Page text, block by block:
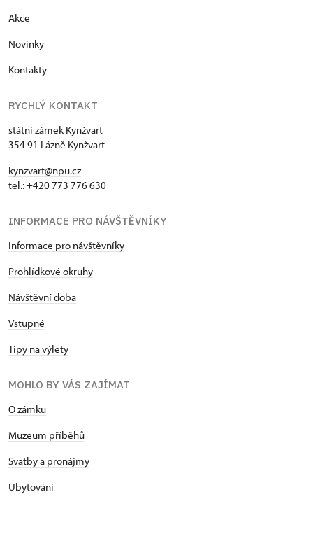
Akce
Novinky
Kontakty
RYCHLÝ KONTAKT
státní zámek Kynžvart
354 91 Lázně Kynžvart
kynzvart@npu.cz
tel.: +420 773 776 630
INFORMACE PRO NÁVŠTĚVNÍKY
Informace pro návštěvníky
Prohlídkové okruhy
Návštěvní doba
Vstupné
Tipy na výlety
MOHLO BY VÁS ZAJÍMAT
O zámku
Muzeum příběhů
Svatby a pronájmy
Ubytování